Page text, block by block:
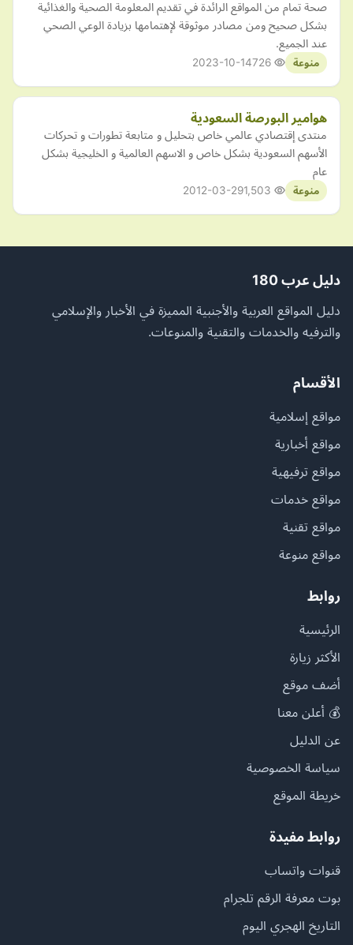
صحة تمام من المواقع الرائدة في تقديم المعلومة الصحية والغذائية
بشكل صحيح ومن مصادر موثوقة لإهتمامها بزيادة الوعي الصحي
عند الجميع.
منوعة 2023-10-14
هوامير البورصة السعودية
منتدى إقتصادي عالمي خاص بتحليل و متابعة تطورات و تحركات
الأسهم السعودية بشكل خاص و الاسهم العالمية و الخليجية بشكل
عام
منوعة 2012-03-29
دليل عرب 180
دليل المواقع العربية والأجنبية المميزة في الأخبار والإسلامي
والترفيه والخدمات والتقنية والمنوعات.
الأقسام
مواقع إسلامية
مواقع أخبارية
مواقع ترفيهية
مواقع خدمات
مواقع تقنية
مواقع منوعة
روابط
الرئيسية
الأكثر زيارة
أضف موقع
💰 أعلن معنا
عن الدليل
سياسة الخصوصية
خريطة الموقع
روابط مفيدة
قنوات واتساب
بوت معرفة الرقم تلجرام
التاريخ الهجري اليوم